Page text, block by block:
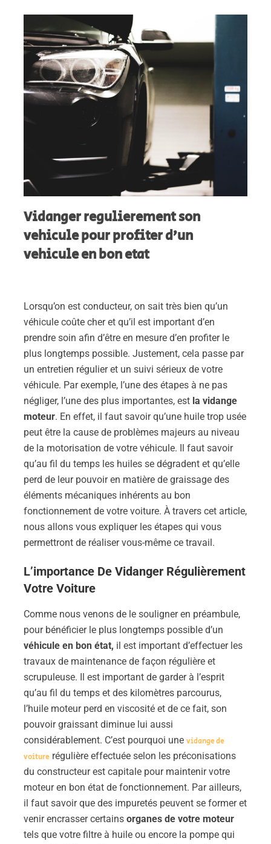
Vidanger regulierement son
vehicule pour profiter d’un
vehicule en bon etat
Lorsqu’on est conducteur, on sait très bien qu’un
véhicule coûte cher et qu’il est important d’en
prendre soin afin d’être en mesure d’en profiter le
plus longtemps possible. Justement, cela passe par
un entretien régulier et un suivi sérieux de votre
véhicule. Par exemple, l’une des étapes à ne pas
négliger, l’une des plus importantes, est la vidange
moteur. En effet, il faut savoir qu’une huile trop usée
peut être la cause de problèmes majeurs au niveau
de la motorisation de votre véhicule. Il faut savoir
qu’au fil du temps les huiles se dégradent et qu’elle
perd de leur pouvoir en matière de graissage des
éléments mécaniques inhérents au bon
fonctionnement de votre voiture. À travers cet article,
nous allons vous expliquer les étapes qui vous
permettront de réaliser vous-même ce travail.
L’importance De Vidanger Régulièrement
Votre Voiture
Comme nous venons de le souligner en préambule,
pour bénéficier le plus longtemps possible d’un
véhicule en bon état, il est important d’effectuer les
travaux de maintenance de façon régulière et
scrupuleuse. Il est important de garder à l’esprit
qu’au fil du temps et des kilomètres parcourus,
l’huile moteur perd en viscosité et de ce fait, son
pouvoir graissant diminue lui aussi
considérablement. C’est pourquoi une vidange de
voiture régulière effectuée selon les préconisations
du constructeur est capitale pour maintenir votre
moteur en bon état de fonctionnement. Par ailleurs,
il faut savoir que des impuretés peuvent se former et
venir encrasser certains organes de votre moteur
tels que votre filtre à huile ou encore la pompe qui